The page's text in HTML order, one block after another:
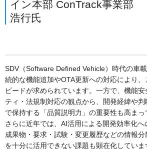
イン本部 ConTrack事業
浩行氏
SDV（Software Defined Vehicle）時代の車
続的な機能追加やOTA更新への対応により
ピードが求められています。一方で、機能
ティ・法規制対応の観点から、開発経緯や
で保持する「品質説明力」の重要性も高まっ
さらに近年では、AI活用による開発効率化へ
成果物・要求・試験・変更履歴などの情報
を十分に活用できない課題も顕在化していま